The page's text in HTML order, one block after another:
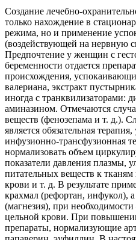
Создание лечебно-
только нахождение в
режима, но и применение
(воздействующей на нервную
Предпочтение у женщин с
беременности отдается
происхождения,
валериана, экстракт
иногда с транквилизаторами:
аминазином. Отмечаются
веществ (фенозепама и т. д.).
является обязательная
инфузионно-трансфузионная
нормализовать объем
показатели давления плазмы,
питательных веществ к
крови и т. д. В результате
крахмал (рефортан, инфукол),
(магнезия), при
цельной крови. При
препараты, нормализующие